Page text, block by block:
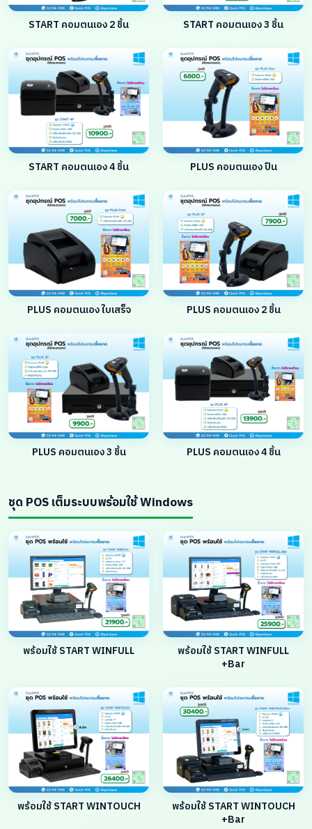
START คอมตนเอง 2 ชิ้น START คอมตนเอง 3 ชิ้น
START คอมตนเอง 4 ชิ้น PLUS คอมตนเอง ปืน
PLUS คอมตนเอง ใบเสร็จ PLUS คอมตนเอง 2 ชิ้น
PLUS คอมตนเอง 3 ชิ้น PLUS คอมตนเอง 4 ชิ้น
ชุด POS เต็มระบบพร้อมใช้ Windows
พร้อมใช้ START WINFULL
พร้อมใช้ START WINFULL
+Bar
พร้อมใช้ START WINTOUCH
พร้อมใช้ START WINTOUCH
+Bar